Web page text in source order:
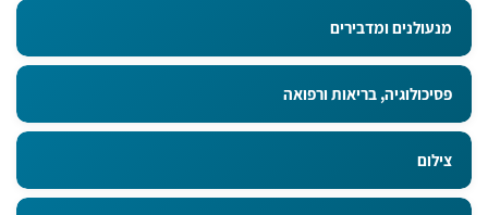
מנעולנים ומדבירים
פסיכולוגיה, בריאות ורפואה
צילום